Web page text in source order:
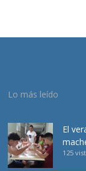
Lo más leído
El
125